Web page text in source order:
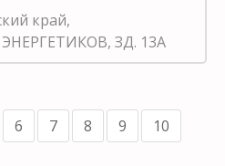
край,
ЗД. 13А
6 7 8 9
10